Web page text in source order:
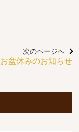
次のページへ
お盆休みのお知らせ